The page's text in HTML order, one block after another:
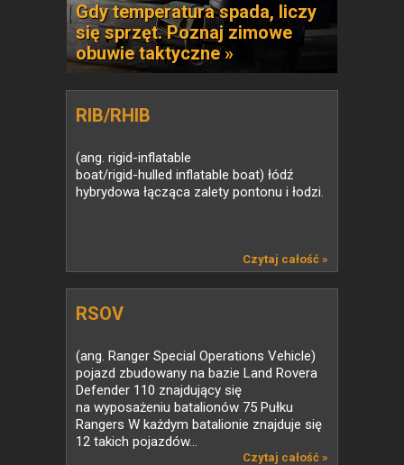
Gdy temperatura spada, liczy
się sprzęt. Poznaj zimowe
obuwie taktyczne »
RIB/RHIB
(ang. rigid-inflatable
boat/rigid-hulled inflatable boat) łódź
hybrydowa łącząca zalety pontonu i łodzi.
Czytaj całość »
RSOV
(ang. Ranger Special Operations Vehicle)
pojazd zbudowany na bazie Land Rovera
Defender 110 znajdujący się
na wyposażeniu batalionów 75 Pułku
Rangers W każdym batalionie znajduje się
12 takich pojazdów...
Czytaj całość »